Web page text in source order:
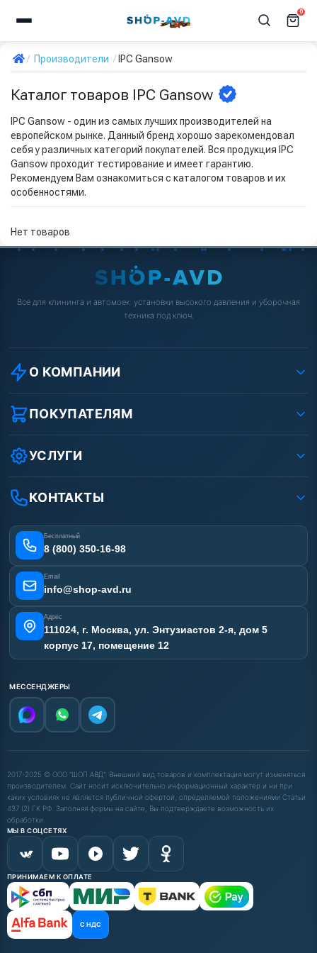
0
Производители IPC Gansow
Каталог товаров IPC Gansow
IPC Gansow - один из самых лучших производителей на
европейском рынке. Данный бренд хорошо зарекомендовал
себя у различных категорий покупателей. Вся продукция IPC
Gansow проходит тестирование и имеет гарантию.
Рекомендуем Вам ознакомиться с каталогом товаров и их
особенностями.
Нет товаров
Всё для клининга и автомоек: установки высокого давления и уборочная
техника под ключ.
О КОМПАНИИ
О компании
Реквизиты ООО «Шоп АВД»
Защита данных клиента
Условия соглашения
Вакансии
Статьи
ПОКУПАТЕЛЯМ
Как заказать?
Оплата
Доставка
Лизинг
Получить скидку
УСЛУГИ
Услуги
Аренда АВД
Ремонт АВД
Сертификаты
Наши работы
Карта сайта
КОНТАКТЫ
Бесплатный
8 (800) 350-16-98
Email
info@shop-avd.ru
Адрес
111024, г. Москва, ул. Энтузиастов 2-я, дом 5
корпус 17, помещение 12
МЕССЕНДЖЕРЫ
2017-2025 © ООО "ШОП АВД". Внешний вид товаров и комплектация могут изменяться
производителем. Сайт носит исключительно информационный характер и ни при
каких условиях не является публичной офертой, определяемой положениями Статьи
437 (2) ГК РФ. Заполняя формы на сайте, Вы подтверждаете возможность их
обработки.
МЫ В СОЦСЕТЯХ
ПРИНИМАЕМ К ОПЛАТЕ
С НДС